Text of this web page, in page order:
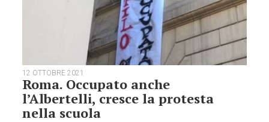
12 OTTOBRE 2021
Roma. Occupato anche
l’Albertelli, cresce la protesta
nella scuola